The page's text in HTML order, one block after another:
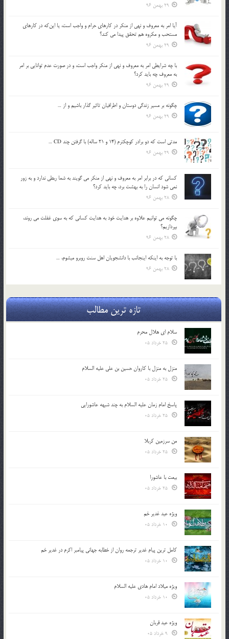
29 بهمن 96
آيا امر به معروف و نهي از منكر در كارهاي حرام و واجب است، يا اين‌كه در كارهاي
مستحب و مكروه هم تحقق پيدا مي كند؟
29 بهمن 96
با چه شرايطي امر به معروف و نهي از منکر واجب است، و در صورت عدم توانايي بر امر
به معروف چه بايد کرد؟
29 بهمن 96
چگونه بر مسير زندگي دوستان و اطرافيان تاثير گذار باشيم و از …
29 بهمن 96
مدتي است كه دو برادر كوچكترم (14 و 21 ساله) با گرفتن چند CD …
29 بهمن 96
كساني كه در برابر امر به معروف و نهي از منكر مي گويند به شما ربطي ندارد و به زور
نمي شود انسان را به بهشت برد، چه بايد كرد؟
28 بهمن 96
چگونه مي توانيم علاوه بر هدايت خود به هدايت كساني كه به سوي غفلت مي روند،
بپردازيم؟
28 بهمن 96
با توجه به اينكه اينجانب با دانشجويان اهل سنت روبرو مي‎شوم، …
28 بهمن 96
تازه ترین مطالب
سلام ای هلال محرم
منزل به منزل با کاروان حسین بن علی علیه السلام
پاسخ امام زمان علیه السلام به چند شبهه عاشورایی
من سرزمین کربلا
بیعت با عاشورا
ویژه عید غدیر خم
کامل ترین پیام غدیر ترجمه روان از خطابه جهانی پیامبر اکرم در غدیر خم
ویژه میلاد امام هادی علیه السلام
ویژه عید قربان